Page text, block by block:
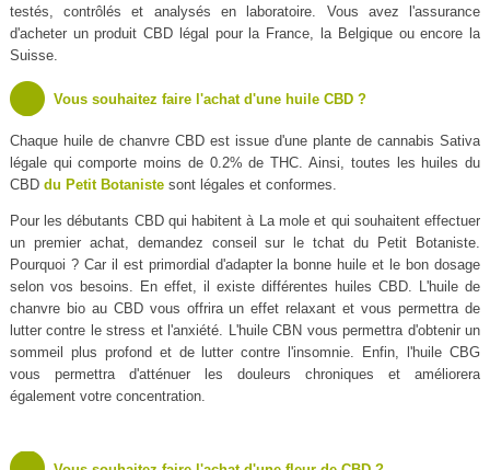
testés, contrôlés et analysés en laboratoire. Vous avez l'assurance
d'acheter un produit CBD légal pour la France, la Belgique ou encore la
Suisse.
Vous souhaitez faire l'achat d'une huile CBD ?
Chaque huile de chanvre CBD est issue d'une plante de cannabis Sativa
légale qui comporte moins de 0.2% de THC. Ainsi, toutes les huiles du
CBD du Petit Botanistesont légales et conformes.
Pour les débutants CBD qui habitent à La mole et qui souhaitent effectuer
un premier achat, demandez conseil sur le tchat du Petit Botaniste.
Pourquoi ? Car il est primordial d'adapter la bonne huile et le bon dosage
selon vos besoins. En effet, il existe différentes huiles CBD. L'huile de
chanvre bio au CBD vous offrira un effet relaxant et vous permettra de
lutter contre le stress et l'anxiété. L'huile CBN vous permettra d'obtenir un
sommeil plus profond et de lutter contre l'insomnie. Enfin, l'huile CBG
vous permettra d'atténuer les douleurs chroniques et améliorera
également votre concentration.